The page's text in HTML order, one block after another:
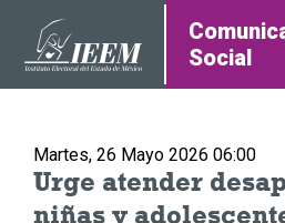
Social
Martes, 26 Mayo 2026 06:00
Urge atender
niñas y